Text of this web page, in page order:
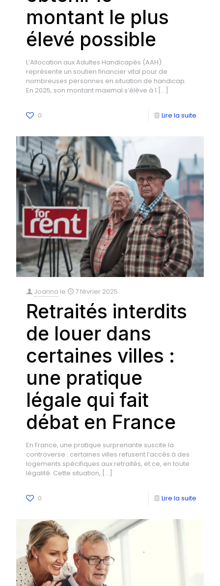
montant le plus
élevé possible
L’Allocation aux Adultes Handicapés (AAH)
représente un soutien financier vital pour de
nombreuses personnes en situation de handicap.
En 2025, son montant maximal s’élève à 1 […]
0 Lire la suite
Joanna le 7 février 2025
Retraités interdits
de louer dans
certaines villes :
une pratique
légale qui fait
débat en France
En France, une pratique surprenante suscite la
controverse : certaines villes refusent l’accès à des
logements spécifiques aux retraités, et ce, en toute
légalité. Cette situation, […]
0 Lire la suite